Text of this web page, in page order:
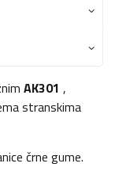
AK301 ,
stranskima
črne gume.